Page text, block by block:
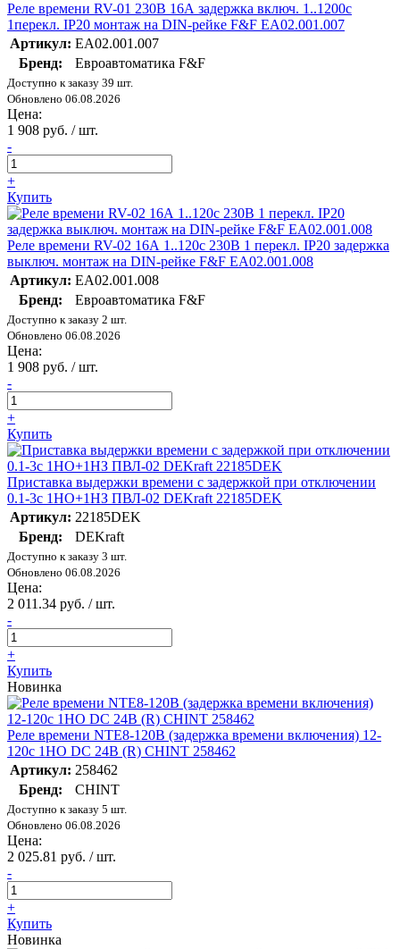
Реле времени RV-01 230В 16А задержка включ. 1..1200с
1перекл. IP20 монтаж на DIN-рейке F&F EA02.001.007
Артикул: EA02.001.007
Бренд:
Евроавтоматика F&F
Доступно к заказу 39 шт.
Обновлено 06.08.2026
Цена:
1 908 руб. / шт.
-
+
Купить
Реле времени RV-02 16А 1..120с 230В 1 перекл. IP20 задержка
выключ. монтаж на DIN-рейке F&F EA02.001.008
Артикул: EA02.001.008
Бренд:
Евроавтоматика F&F
Доступно к заказу 2 шт.
Обновлено 06.08.2026
Цена:
1 908 руб. / шт.
-
+
Купить
Приставка выдержки времени с задержкой при отключении
0.1-3с 1НО+1НЗ ПВЛ-02 DEKraft 22185DEK
Артикул: 22185DEK
Бренд:
DEKraft
Доступно к заказу 3 шт.
Обновлено 06.08.2026
Цена:
2 011.34 руб. / шт.
-
+
Купить
Новинка
Реле времени NTE8-120B (задержка времени включения) 12-
120с 1НО DC 24В (R) CHINT 258462
Артикул: 258462
Бренд:
CHINT
Доступно к заказу 5 шт.
Обновлено 06.08.2026
Цена:
2 025.81 руб. / шт.
-
+
Купить
Новинка